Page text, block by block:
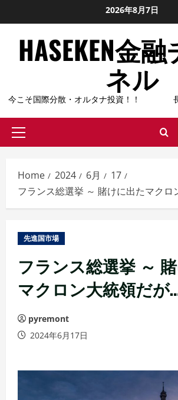
to
content
2026年8月7日
HASEKEN金
ネル
今こそ国際分散・オルタナ投資！！ 長
Primary
Home 2024 6月
17
フランス総選挙 ～ 賭けに出たマク
先進国市場
フランス総選挙 ～
マクロン大統領だが
pyremont
2024年6月17日